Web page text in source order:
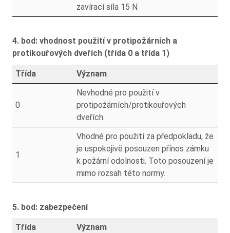
zavírací síla 15 N
4. bod: vhodnost použití v protipožárních a
protikouřových dveřích (třída 0 a třída 1)
Třída Význam
0
Nevhodné pro použití v
protipožárních/protikouřových
dveřích.
1
Vhodné pro použití za předpokladu, že
je uspokojivě posouzen přínos zámku
k požární odolnosti. Toto posouzení je
mimo rozsah této normy.
5. bod: zabezpečení
Třída
Význam